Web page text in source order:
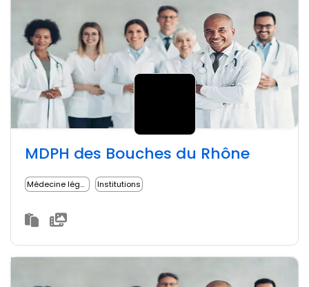
MDPH des Bouches du Rhône
Médecine légale Institutions